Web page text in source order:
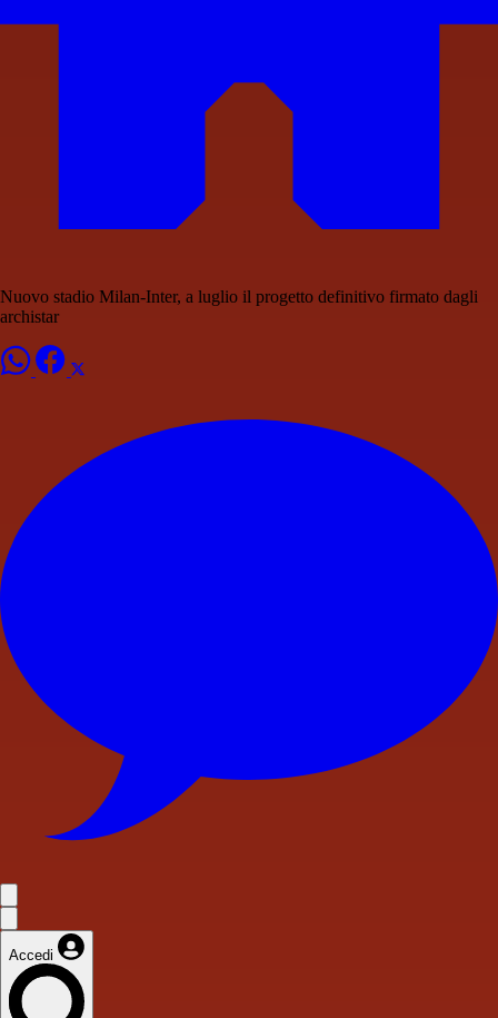
Nuovo stadio Milan-Inter, a luglio il progetto definitivo firmato dagli
archistar
Accedi